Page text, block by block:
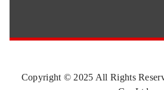
Copyright © 2025 All Rights